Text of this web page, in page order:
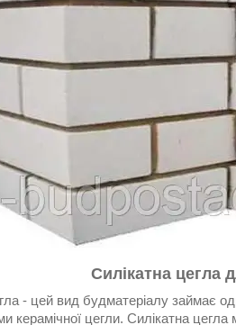
Силікатна цегла
- цей вид будматеріалу займає
керамічної цегли. Силікатна